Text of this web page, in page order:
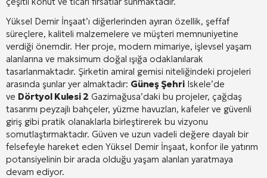
Yüksel Demir İnşaat’ı diğerlerinden ayıran özellik, şeffaf
süreçlere, kaliteli malzemelere ve müşteri memnuniyetine
verdiği önemdir. Her proje, modern mimariye, işlevsel yaşam
alanlarına ve maksimum doğal ışığa odaklanılarak
tasarlanmaktadır. Şirketin amiral gemisi niteliğindeki projeleri
arasında şunlar yer almaktadır: Güneş Şehri Iskele’de
ve Dörtyol Kulesi 2 Gazimağusa’daki bu projeler, çağdaş
tasarımı peyzajlı bahçeler, yüzme havuzları, kafeler ve güvenli
giriş gibi pratik olanaklarla birleştirerek bu vizyonu
somutlaştırmaktadır. Güven ve uzun vadeli değere dayalı bir
felsefeyle hareket eden Yüksel Demir İnşaat, konfor ile yatırım
potansiyelinin bir arada olduğu yaşam alanları yaratmaya
devam ediyor.